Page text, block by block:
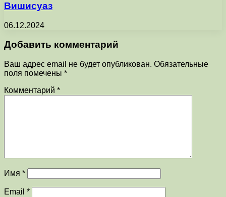
Вишисуаз
06.12.2024
Добавить комментарий
Ваш адрес email не будет опубликован. Обязательные
поля помечены *
Комментарий *
Имя *
Email *